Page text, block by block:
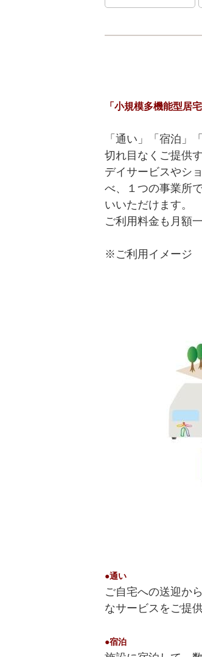
「小規模多機能型居
「通い」「宿泊」
切れ目なくご提供
デイサービスやシ
べ、１つの事業所
いいただけます。
ご利用料金も月額
※ご利用イメージ
●通い
ご自宅への送迎か
なサービスをご提
●宿泊